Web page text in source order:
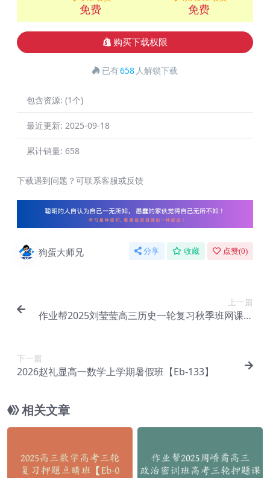
免费 免费
购买下载权限
已有658 人解锁下载
包含资源: (1个)
最近更新: 2025-09-18
累计销量: 658
下载遇到问题？可联系客服或反馈
狗蛋大师兄 分享 收藏 点赞(0)
上一篇
作业帮2025刘莹莹高三历史一轮复习秋季班网课教
下一篇
2026赵礼显高一数学上学期暑假班【Eb-133】
相关文章